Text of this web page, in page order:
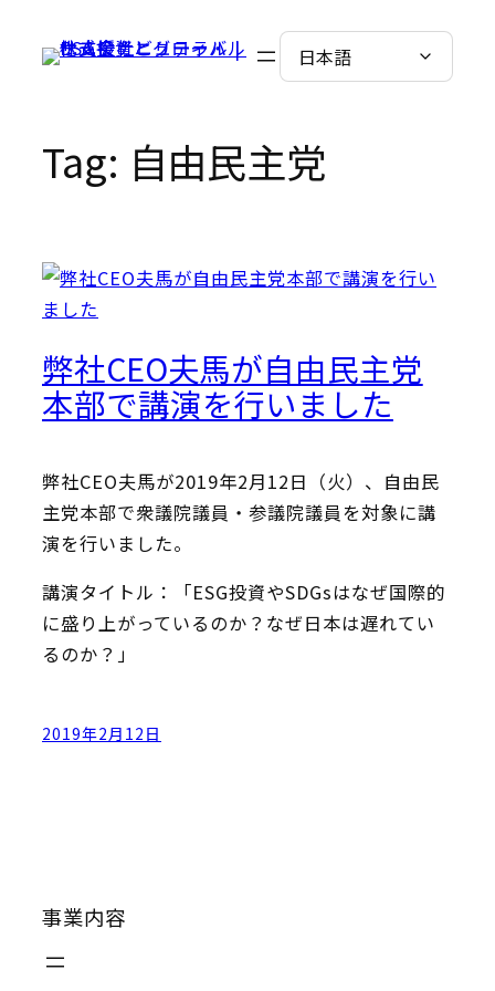
Tag: 自由民主党
弊社CEO夫馬が自由民主党
本部で講演を行いました
弊社CEO夫馬が2019年2月12日（火）、自由民
主党本部で衆議院議員・参議院議員を対象に講
演を行いました。
講演タイトル：「ESG投資やSDGsはなぜ国際的
に盛り上がっているのか？なぜ日本は遅れてい
るのか？」
2019年2月12日
事業内容